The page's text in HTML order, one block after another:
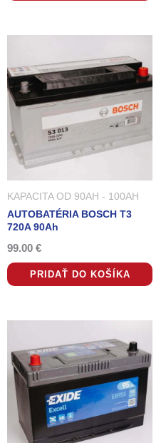
KAPACITA OD 90AH - 100AH
AUTOBATÉRIA BOSCH T3
720A 90Ah
99.00 €
PRIDAŤ DO KOŠÍKA